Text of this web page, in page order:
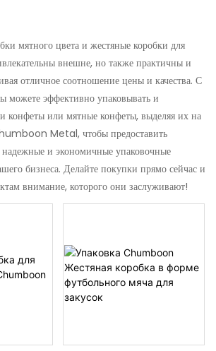
мятного цвета и жестяные коробки для
внешне, но также практичны и
отличное соотношение цены и качества. С
можете эффективно упаковывать и
конфеты или мятные конфеты, выделяя их на
Metal, чтобы предоставить
надежные и экономичные упаковочные
бизнеса. Делайте покупки прямо сейчас и
внимание, которого они заслуживают!